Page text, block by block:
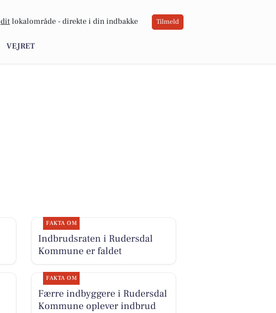
dit lokalområde - direkte i din indbakke Tilmeld
VEJRET
FAKTA OM
Indbrudsraten i Rudersdal
Kommune er faldet
FAKTA OM
Færre indbyggere i Rudersdal
Kommune oplever indbrud